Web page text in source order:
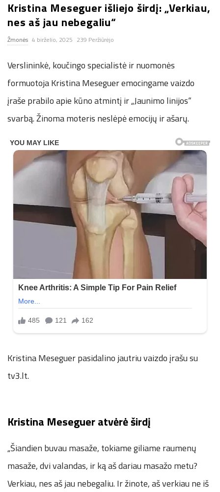
n
.
n
e
t
Kristina Meseguer išliejo širdį: „Verkiau,
nes aš jau nebegaliu“
Žmonės 4 birželio, 2025 239 Peržiūrėjo
Verslininkė, koučingo specialistė ir nuomonės
formuotoja Kristina Meseguer emocingame vaizdo
įraše prabilo apie kūno atmintį ir „Jaunimo linijos“
svarbą. Žinoma moteris neslėpė emocijų ir ašarų.
Kristina Meseguer pasidalino jautriu vaizdo įrašu su
tv3.lt.
Kristina Meseguer atvėrė širdį
„Šiandien buvau masaže, tokiame giliame raumenų
masaže, dvi valandas, ir ką aš dariau masažo metu?
Verkiau, nes aš jau nebegaliu. Ir žinote, aš verkiau ne iš